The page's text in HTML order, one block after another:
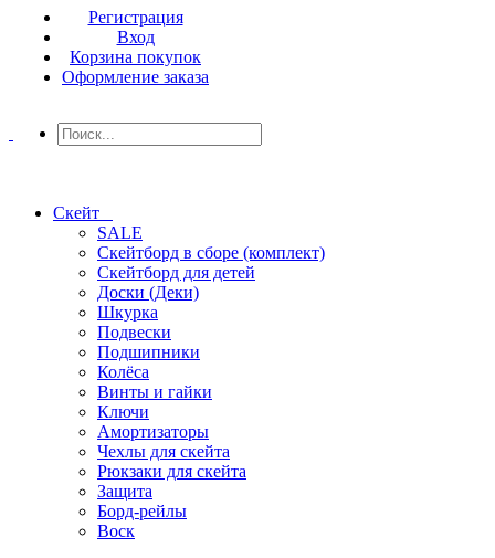
Регистрация
Вход
Корзина покупок
Оформление заказа
Скейт
SALE
Скейтборд в сборе (комплект)
Скейтборд для детей
Доски (Деки)
Шкурка
Подвески
Подшипники
Колёса
Винты и гайки
Ключи
Амортизаторы
Чехлы для скейта
Рюкзаки для скейта
Защита
Борд-рейлы
Воск